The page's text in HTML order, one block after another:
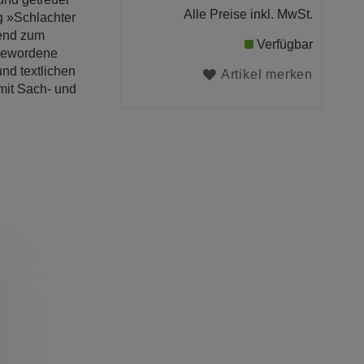
»Schlachter
zum
textlichen
Sach- und
Alle Preise inkl. MwSt.
Verfügbar
Artikel merken